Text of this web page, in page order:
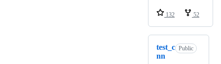
132 52
test_c
nn
Public